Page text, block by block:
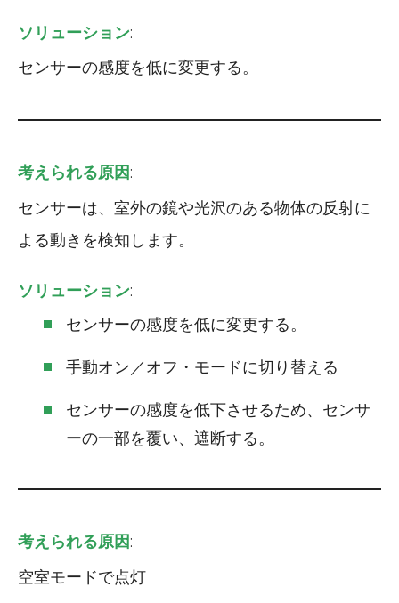
ソリューション:
センサーの感度を低に変更する。
考えられる原因:
センサーは、室外の鏡や光沢のある物体の反射に
よる動きを検知します。
ソリューション:
センサーの感度を低に変更する。
手動オン／オフ・モードに切り替える
センサーの感度を低下させるため、センサ
ーの一部を覆い、遮断する。
考えられる原因:
空室モードで点灯